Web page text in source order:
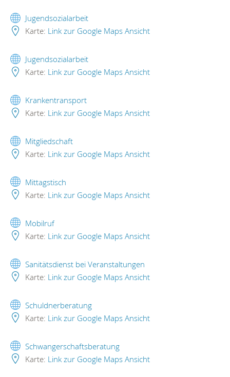
Jugendsozialarbeit
Karte: Link zur Google Maps Ansicht
Jugendsozialarbeit
Karte: Link zur Google Maps Ansicht
Krankentransport
Karte: Link zur Google Maps Ansicht
Mitgliedschaft
Karte: Link zur Google Maps Ansicht
Mittagstisch
Karte: Link zur Google Maps Ansicht
Mobilruf
Karte: Link zur Google Maps Ansicht
Sanitätsdienst bei Veranstaltungen
Karte: Link zur Google Maps Ansicht
Schuldnerberatung
Karte: Link zur Google Maps Ansicht
Schwangerschaftsberatung
Karte: Link zur Google Maps Ansicht